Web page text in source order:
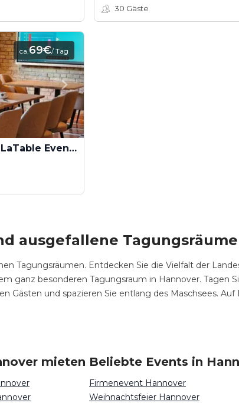
30 Gäste
ca.69€/ Tag
LaTable im LaSall LaTable Eventlocation
ausgefallene
Tagungsräumen. Entdecken Sie die Vielfalt der
ganz besonderen Tagungsraum in Hannover. Tagen
und spazieren Sie entlang des Maschsees.
mieten Beliebte Events in
Firmenevent Hannover
Weihnachtsfeier Hannover